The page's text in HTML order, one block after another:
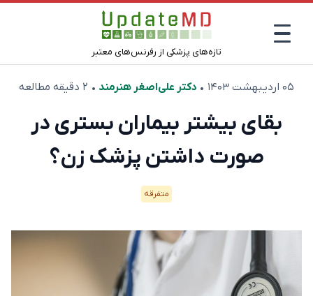
تازه‌های پزشکی از رفرنس‌های معتبر
۰۵ اردیبهشت ۱۴۰۳ • دکتر علی‌اصغر هنرمند • ۲ دقیقه مطالعه
بقای بیشتر بیماران بستری در
صورت داشتن پزشک زن؟
متفرقه